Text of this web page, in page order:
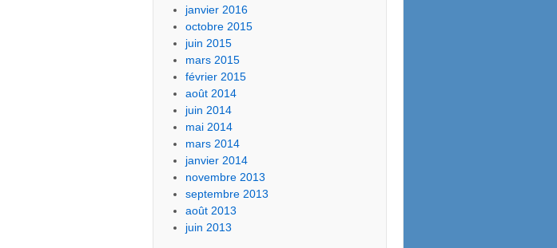
janvier 2016
octobre 2015
juin 2015
mars 2015
février 2015
août 2014
juin 2014
mai 2014
mars 2014
janvier 2014
novembre 2013
septembre 2013
août 2013
juin 2013